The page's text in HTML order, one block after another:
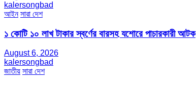
kalersongbad
আইন সারা দেশ
১ কোটি ১০ লাখ টাকার স্বর্ণের বারসহ যশোরে পাচারকারী আটক​
August 6, 2026
kalersongbad
জাতীয় সারা দেশ